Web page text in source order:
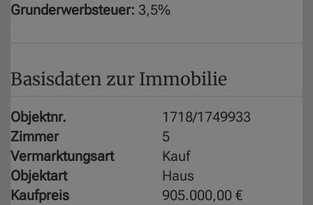
Grunderwerbsteuer: 3,5%
Basisdaten zur Immobilie
Objektnr.
1718/1749933
Zimmer
5
Vermarktungsart
Kauf
Objektart
Haus
Kaufpreis
905.000,00 €